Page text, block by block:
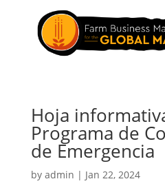
Hoja
Programa de
de Emergencia
by admin | Jan 22, 2024